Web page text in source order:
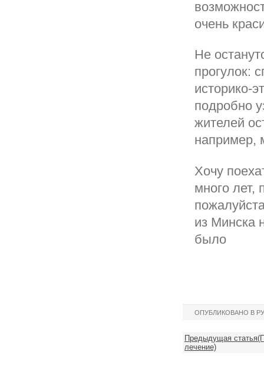
очень
Не
прогулок:
историко-
подробно
жителей
например,
Хочу
много лет,
из Минска
было
ОПУБЛИКОВАНО В
Предыдущая
лечение)